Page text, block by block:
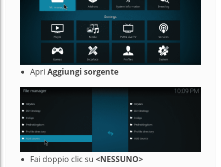
Apri Aggiungi sorgente
Fai doppio clic su <NESSUNO>